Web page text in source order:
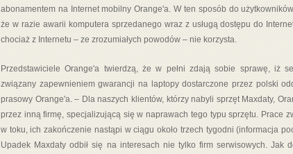
abonamentem na Internet mobilny Orange'a. W ten sposób do
że w razie awarii komputera sprzedanego wraz z usługą dostępu do
chociaż z Internetu – ze zrozumiałych powodów – nie korzysta.
Przedstawiciele Orange'a twierdzą, że w pełni zdają sobie sprawę, iż
związany zapewnieniem gwarancji na laptopy dostarczone przez polski
prasowy Orange'a. – Dla naszych klientów, którzy nabyli sprzęt Maxdaty,
przez inną firmę, specjalizującą się w naprawach tego typu sprzętu. Prace
w toku, ich zakończenie nastąpi w ciągu około trzech tygodni (informacja
Upadek Maxdaty odbił się na interesach nie tylko firm serwisowych. Jak